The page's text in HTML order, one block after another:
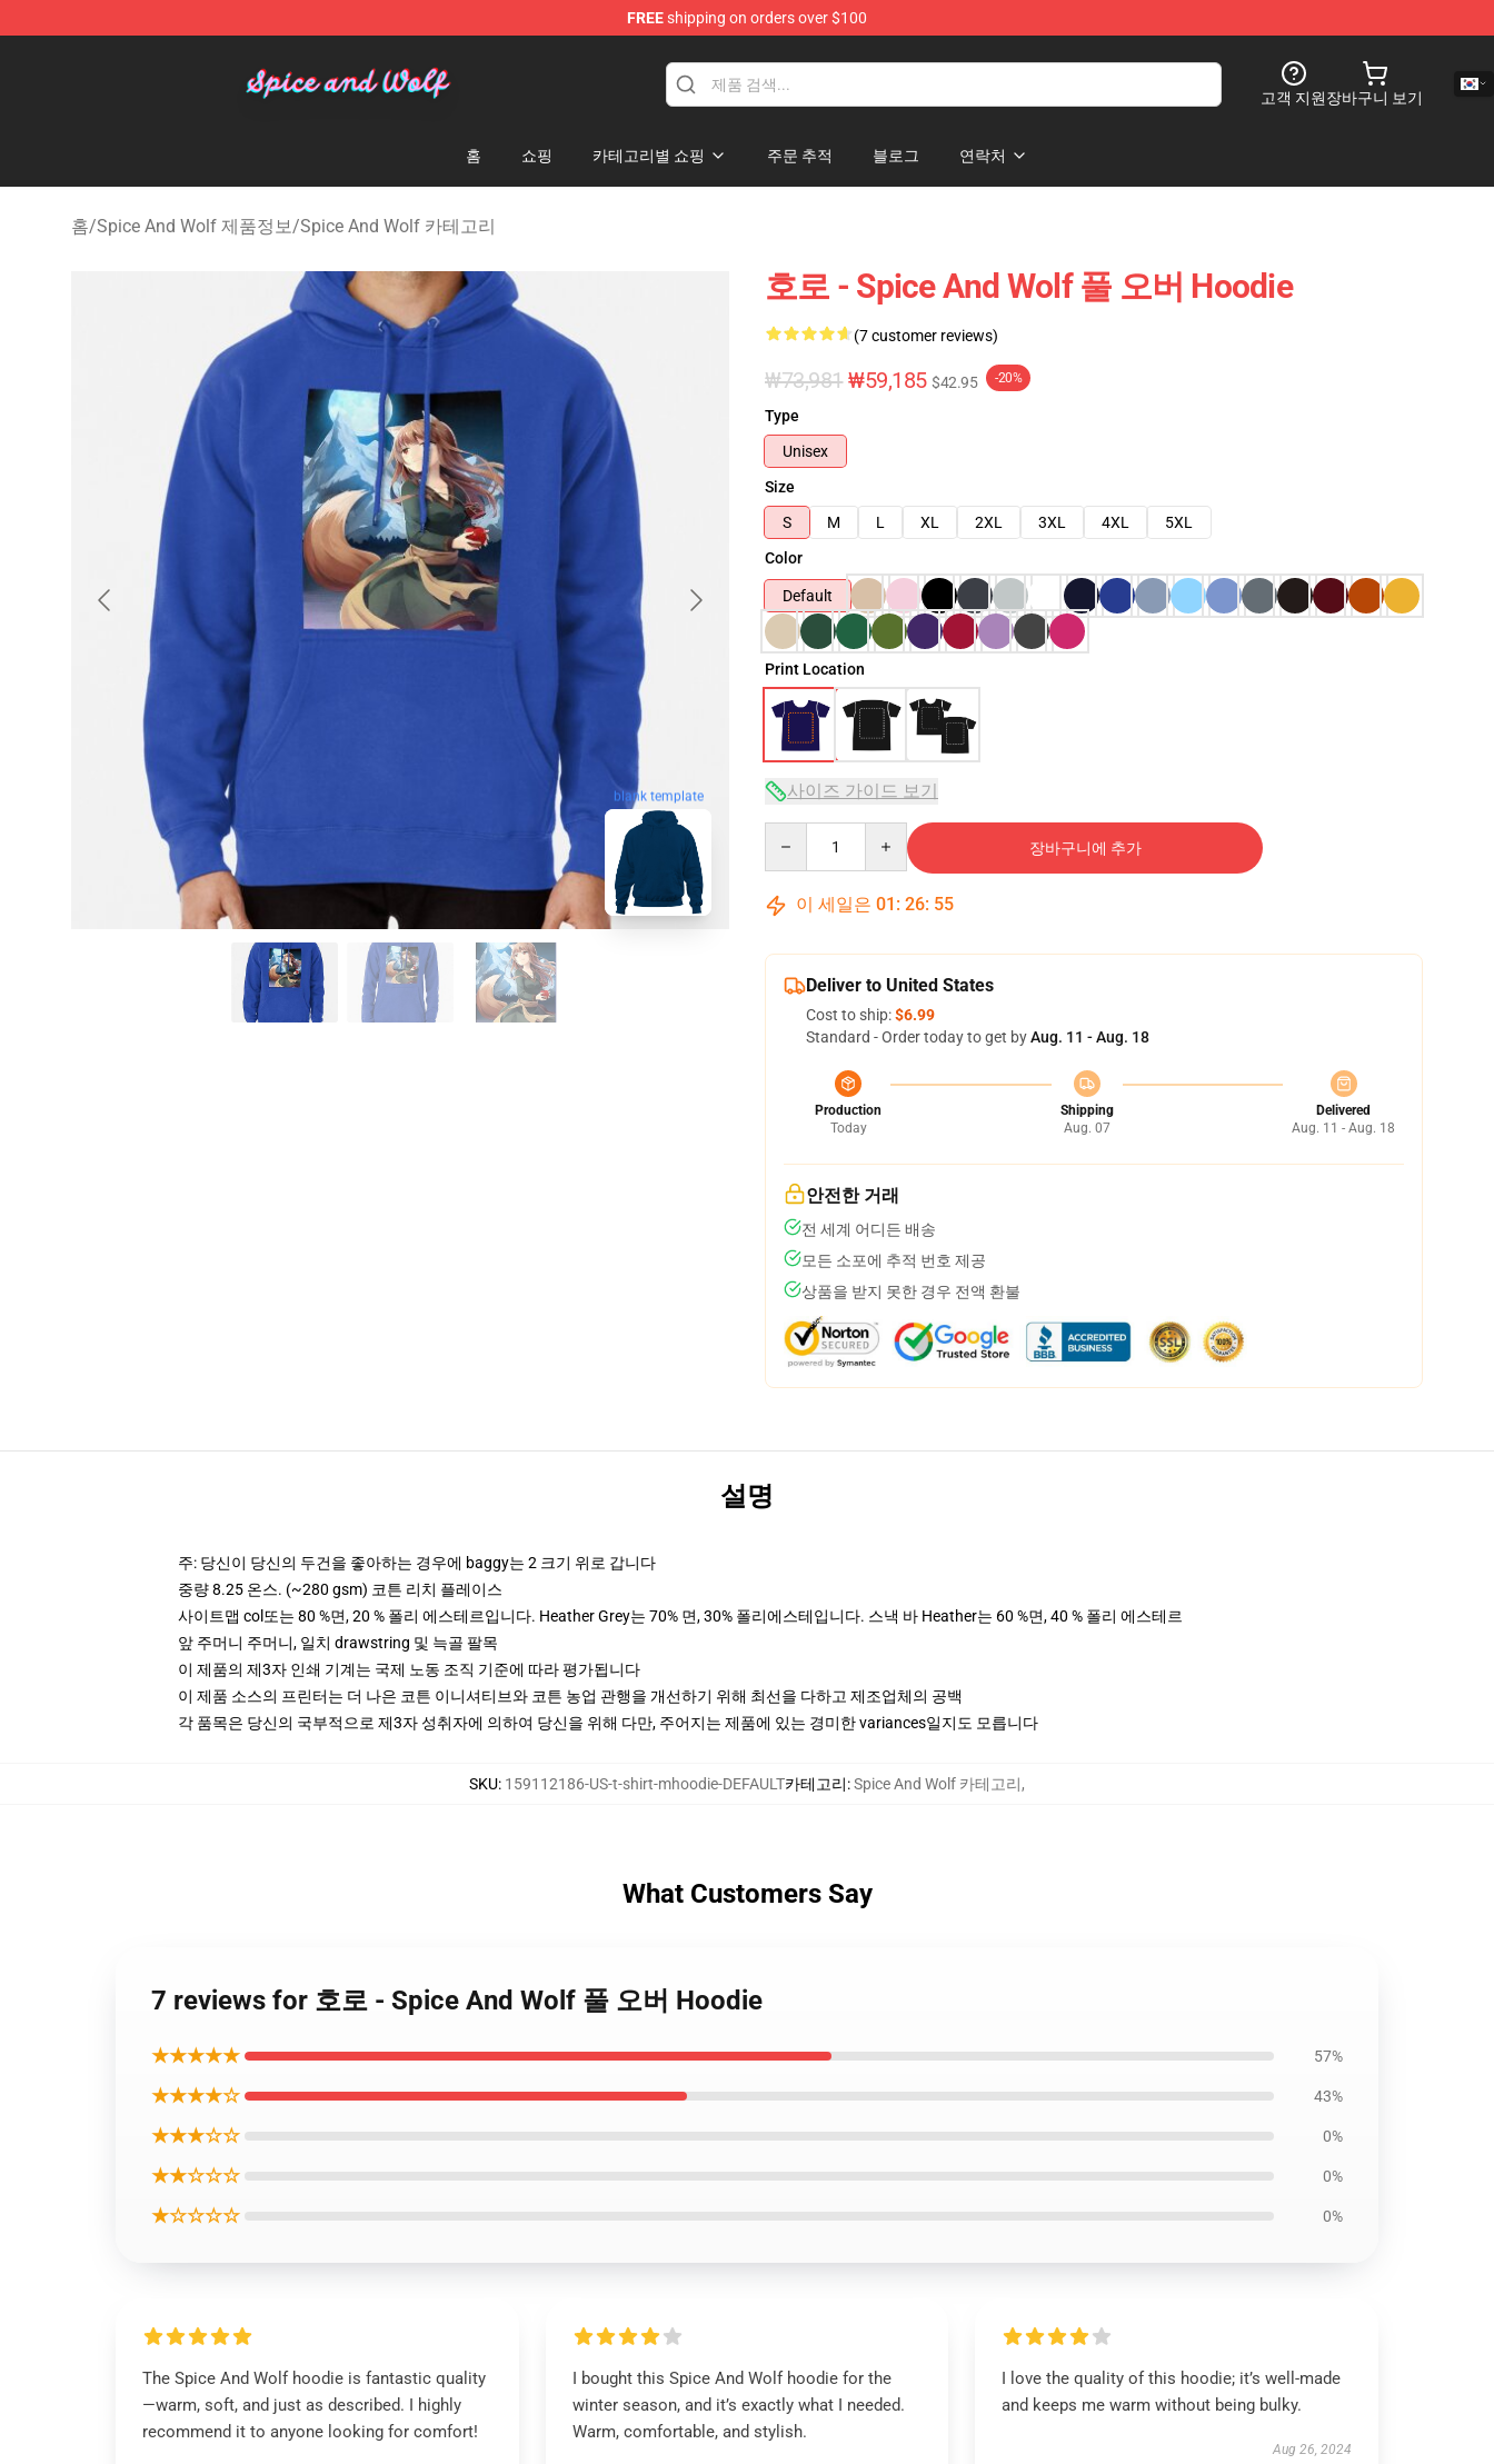
FREEshipping on orders over $100
고객 지원장바구니 보기
홈 쇼핑 카테고리별 쇼핑 주문 추적 블로그 연락처
홈/Spice And Wolf 제품정보/Spice And Wolf 카테고리
blank template
호로 - Spice And Wolf 풀 오버 Hoodie
(7 customer reviews)
₩73,981 ₩59,185 $42.95 -20%
Type
Unisex
Size
S
M L XL 2XL 3XL 4XL
5XL
Color
Default
Print Location
사이즈 가이드 보기
장바구니에 추가
이 세일은 01 : 26: 54
Deliver to United States
Cost to ship:$6.99
Standard - Order today to get byAug. 11 - Aug. 18
Production
Today
Shipping
Aug. 07
Delivered
Aug. 11 - Aug. 18
안전한 거래
전 세계 어디든 배송
모든 소포에 추적 번호 제공
상품을 받지 못한 경우 전액 환불
설명
주: 당신이 당신의 두건을 좋아하는 경우에 baggy는 2 크기 위로 갑니다
중량 8.25 온스. (~280 gsm) 코튼 리치 플레이스
사이트맵 col또는 80 %면, 20 % 폴리 에스테르입니다. Heather Grey는 70% 면, 30% 폴리에스테입니다. 스낵 바 Heather는 60 %면, 40 % 폴리 에스테르
앞 주머니 주머니, 일치 drawstring 및 늑골 팔목
이 제품의 제3자 인쇄 기계는 국제 노동 조직 기준에 따라 평가됩니다
이 제품 소스의 프린터는 더 나은 코튼 이니셔티브와 코튼 농업 관행을 개선하기 위해 최선을 다하고 제조업체의 공백
각 품목은 당신의 국부적으로 제3자 성취자에 의하여 당신을 위해 다만, 주어지는 제품에 있는 경미한 variances일지도 모릅니다
SKU: 159112186-US-t-shirt-mhoodie-DEFAULT카테고리:Spice And Wolf 카테고리,
What Customers Say
7 reviews for 호로 - Spice And Wolf 풀 오버 Hoodie
★★★★★ 57%
★★★★☆ 43%
★★★☆☆ 0%
★★☆☆☆ 0%
★☆☆☆☆ 0%
The Spice And Wolf hoodie is fantastic quality
—warm, soft, and just as described. I highly
recommend it to anyone looking for comfort!
I bought this Spice And Wolf hoodie for the
winter season, and it’s exactly what I needed.
Warm, comfortable, and stylish.
I love the quality of this hoodie; it’s well-made
and keeps me warm without being bulky.
Aug 26, 2024